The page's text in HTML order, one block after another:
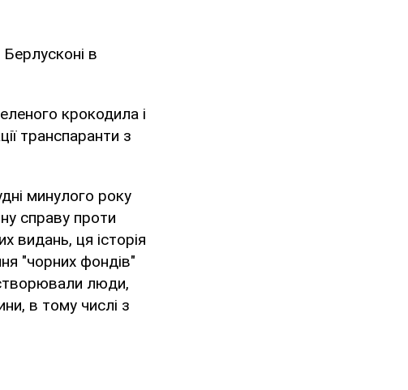
в
крокодила і
транспаранти з
минулого року
справу проти
видань, ця історія
"чорних фондів"
люди,
в тому числі з